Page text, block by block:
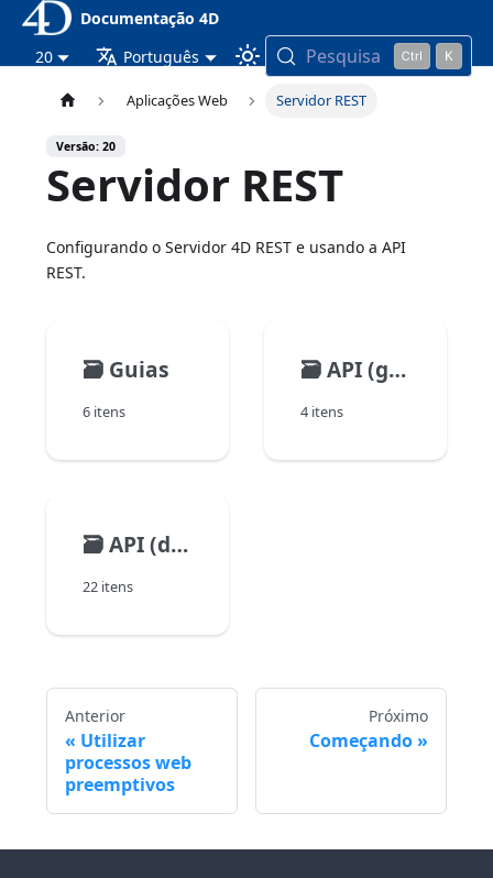
Documentação 4D
20
Português Pesquisa
Aplicações Web Servidor REST
Versão: 20
Servidor REST
Configurando o Servidor 4D REST e usando a API
REST.
🗃️ Guias
6 itens
🗃️API (geral)
4 itens
🗃️ API (dataClass)
22 itens
Anterior
Utilizar
processos web
preemptivos
Próximo
Começando